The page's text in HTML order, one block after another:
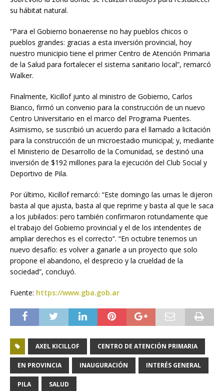
su hábitat natural.
“Para el Gobierno bonaerense no hay pueblos chicos o
pueblos grandes: gracias a esta inversión provincial, hoy
nuestro municipio tiene el primer Centro de Atención Primaria
de la Salud para fortalecer el sistema sanitario local”, remarcó
Walker.
Finalmente, Kicillof junto al ministro de Gobierno, Carlos
Bianco, firmó un convenio para la construcción de un nuevo
Centro Universitario en el marco del Programa Puentes.
Asimismo, se suscribió un acuerdo para el llamado a licitación
para la construcción de un microestadio municipal; y, mediante
el Ministerio de Desarrollo de la Comunidad, se destinó una
inversión de $192 millones para la ejecución del Club Social y
Deportivo de Pila.
Por último, Kicillof remarcó: “Este domingo las urnas le dijeron
basta al que ajusta, basta al que reprime y basta al que le saca
a los jubilados: pero también confirmaron rotundamente que
el trabajo del Gobierno provincial y el de los intendentes de
ampliar derechos es el correcto”. “En octubre tenemos un
nuevo desafío: es volver a ganarle a un proyecto que solo
propone el abandono, el desprecio y la crueldad de la
sociedad”, concluyó.
Fuente: https://www.gba.gob.ar
AXEL KICILLOF CENTRO DE ATENCIÓN PRIMARIA
EN PROVINCIA INAUGURACIÓN INTERÉS GENERAL
PILA SALUD